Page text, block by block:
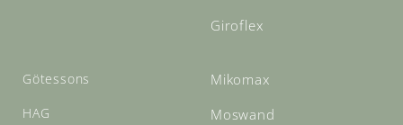
Giroflex
Götessons
HAG
Mikomax
Moswand